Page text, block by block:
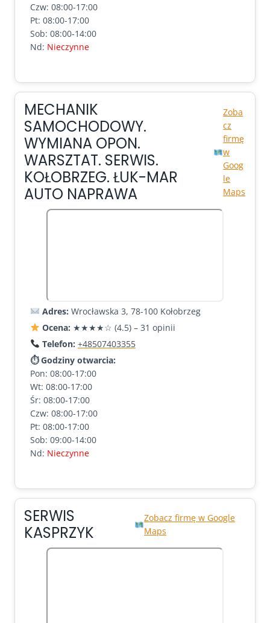
Czw: 08:00-17:00
Pt: 08:00-17:00
Sob: 08:00-14:00
Nd: Nieczynne
MECHANIK
SAMOCHODOWY.
WYMIANA OPON.
WARSZTAT. SERWIS.
KOŁOBRZEG. ŁUK-MAR
AUTO NAPRAWA
Zoba
cz
firmę
w
Goog
le
Maps
Adres: Wrocławska 3, 78-100 Kołobrzeg
Ocena: ★★★★☆ (4.5) – 31 opinii
Telefon: +48507403355
⏱ Godziny otwarcia:
Pon: 08:00-17:00
Wt: 08:00-17:00
Śr: 08:00-17:00
Czw: 08:00-17:00
Pt: 08:00-17:00
Sob: 09:00-14:00
Nd: Nieczynne
SERWIS
KASPRZYK
Zobacz firmę w Google
Maps